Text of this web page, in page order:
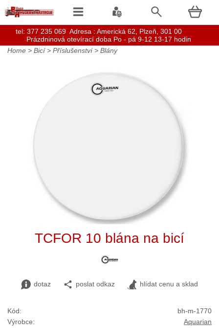
Home > Bicí> Příslušenství> Blány
TCFOR 10 blána na bicí
dotaz poslat odkaz hlídat cenu a sklad
Kód:
bh-m-1770
Výrobce:
Aquarian
tel: 377 235 069 Adresa : Americká 62, Plzeň, 301 00
Prázdninová otevírací doba Po - pá 9-12 13-17 hodin